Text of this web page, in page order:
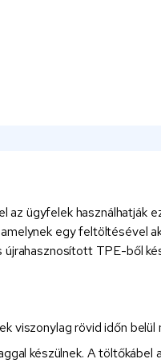
ügyfelek használhatják
egy feltöltésével
TPE-ből
rövid időn belül
készülnek. A töltőkábel